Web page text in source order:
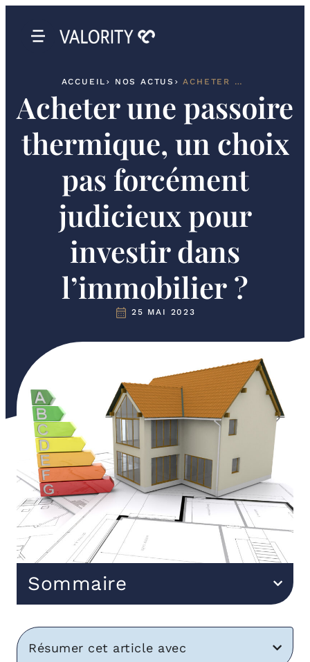
ACCUEIL NOS ACTUS ACHETER UNE PASSOIRE THERMIQUE, UN CHOIX PAS FORCÉMENT JUDICIEUX POUR INVESTIR DANS L’IMMOBILIER ?
Acheter une passoire
thermique, un choix
pas forcément
judicieux pour
investir dans
l’immobilier ?
25 MAI 2023
Sommaire
Résumer cet article avec